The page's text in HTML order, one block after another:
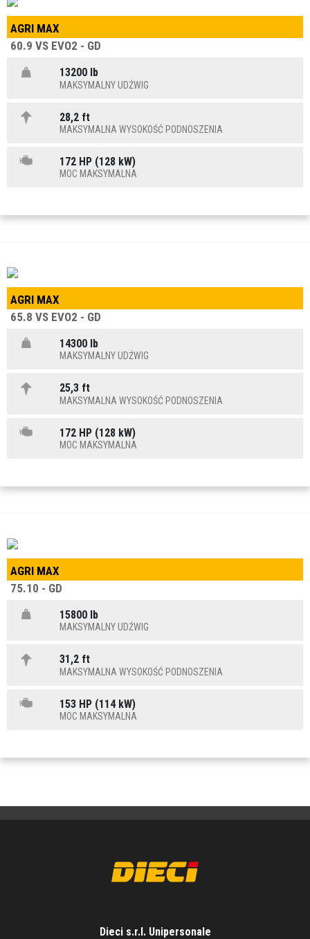
AGRI MAX
60.9 VS EVO2 - GD
13200 lb
MAKSYMALNY UDŹWIG
28,2 ft
MAKSYMALNA WYSOKOŚĆ PODNOSZENIA
172 HP (128 kW)
MOC MAKSYMALNA
AGRI MAX
65.8 VS EVO2 - GD
14300 lb
MAKSYMALNY UDŹWIG
25,3 ft
MAKSYMALNA WYSOKOŚĆ PODNOSZENIA
172 HP (128 kW)
MOC MAKSYMALNA
AGRI MAX
75.10 - GD
15800 lb
MAKSYMALNY UDŹWIG
31,2 ft
MAKSYMALNA WYSOKOŚĆ PODNOSZENIA
153 HP (114 kW)
MOC MAKSYMALNA
Dieci s.r.l. Unipersonale